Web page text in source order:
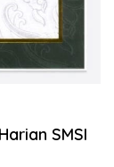
SMSI